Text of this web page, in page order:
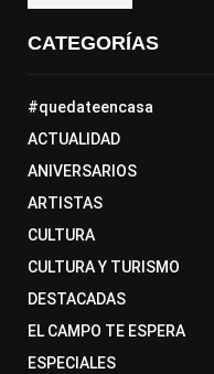
CATEGORÍAS
#quedateencasa
ACTUALIDAD
ANIVERSARIOS
ARTISTAS
CULTURA
CULTURA Y TURISMO
DESTACADAS
EL CAMPO TE ESPERA
ESPECIALES